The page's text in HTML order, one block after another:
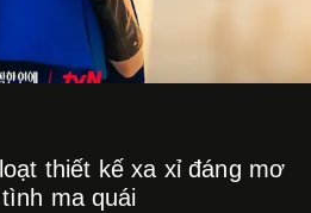
thiết kế xa xỉ đáng mơ
ma quái